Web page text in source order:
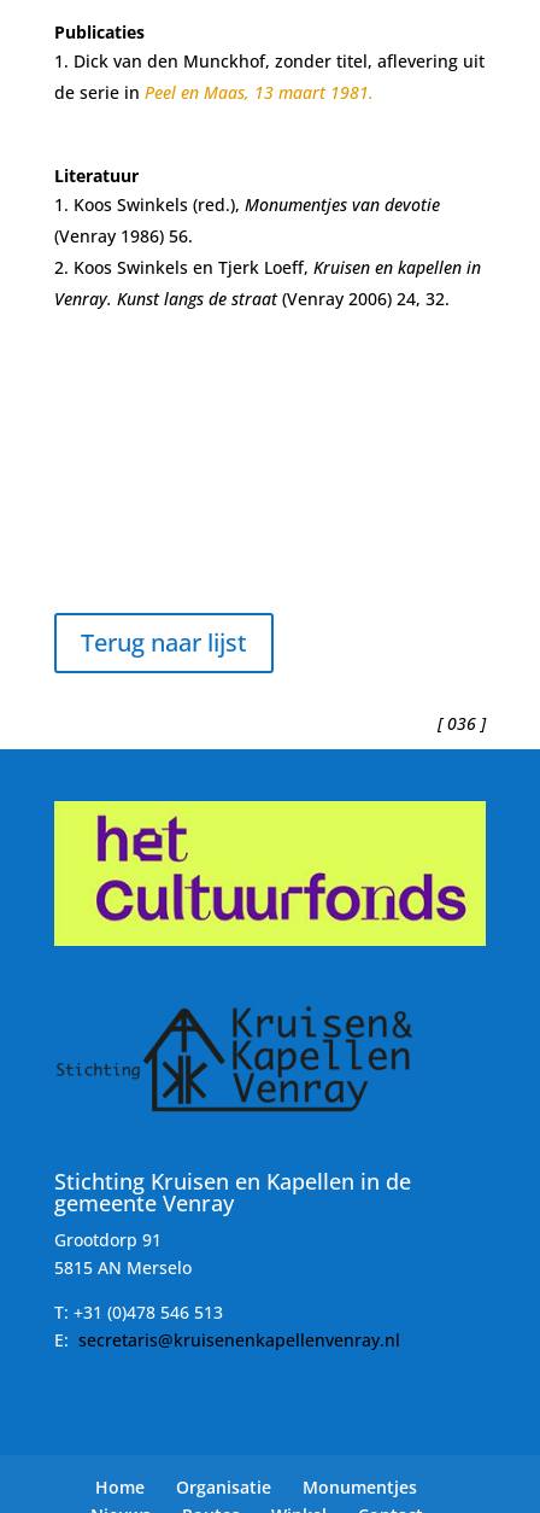
Publicaties
Dick van den Munckhof, zonder titel, aflevering uit
de serie in Peel en Maas, 13 maart 1981.
Literatuur
Koos Swinkels (red.), Monumentjes van devotie
(Venray 1986) 56.
Koos Swinkels en Tjerk Loeff, Kruisen en kapellen in
Venray. Kunst langs de straat(Venray 2006) 24, 32.
Terug naar lijst
[ 036 ]
Stichting Kruisen en Kapellen in de
gemeente Venray
Grootdorp 91
5815 AN Merselo
T: +31 (0)478 546 513
E: secretaris@kruisenenkapellenvenray.nl
Home Organisatie
Monumentjes